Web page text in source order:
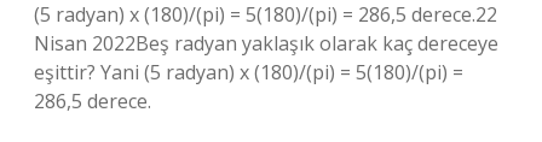
(5 radyan) x (180)/(pi) = 5(180)/(pi) = 286,5 derece.22
Nisan 2022Beş radyan yaklaşık olarak kaç dereceye
eşittir? Yani (5 radyan) x (180)/(pi) = 5(180)/(pi) =
286,5 derece.